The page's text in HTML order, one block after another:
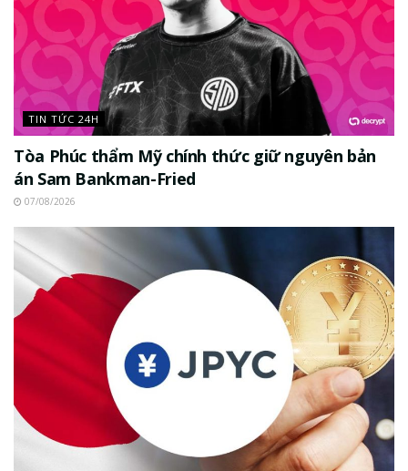
TIN TỨC 24H
Tòa Phúc thẩm Mỹ chính thức giữ nguyên bản
án Sam Bankman-Fried
07/08/2026